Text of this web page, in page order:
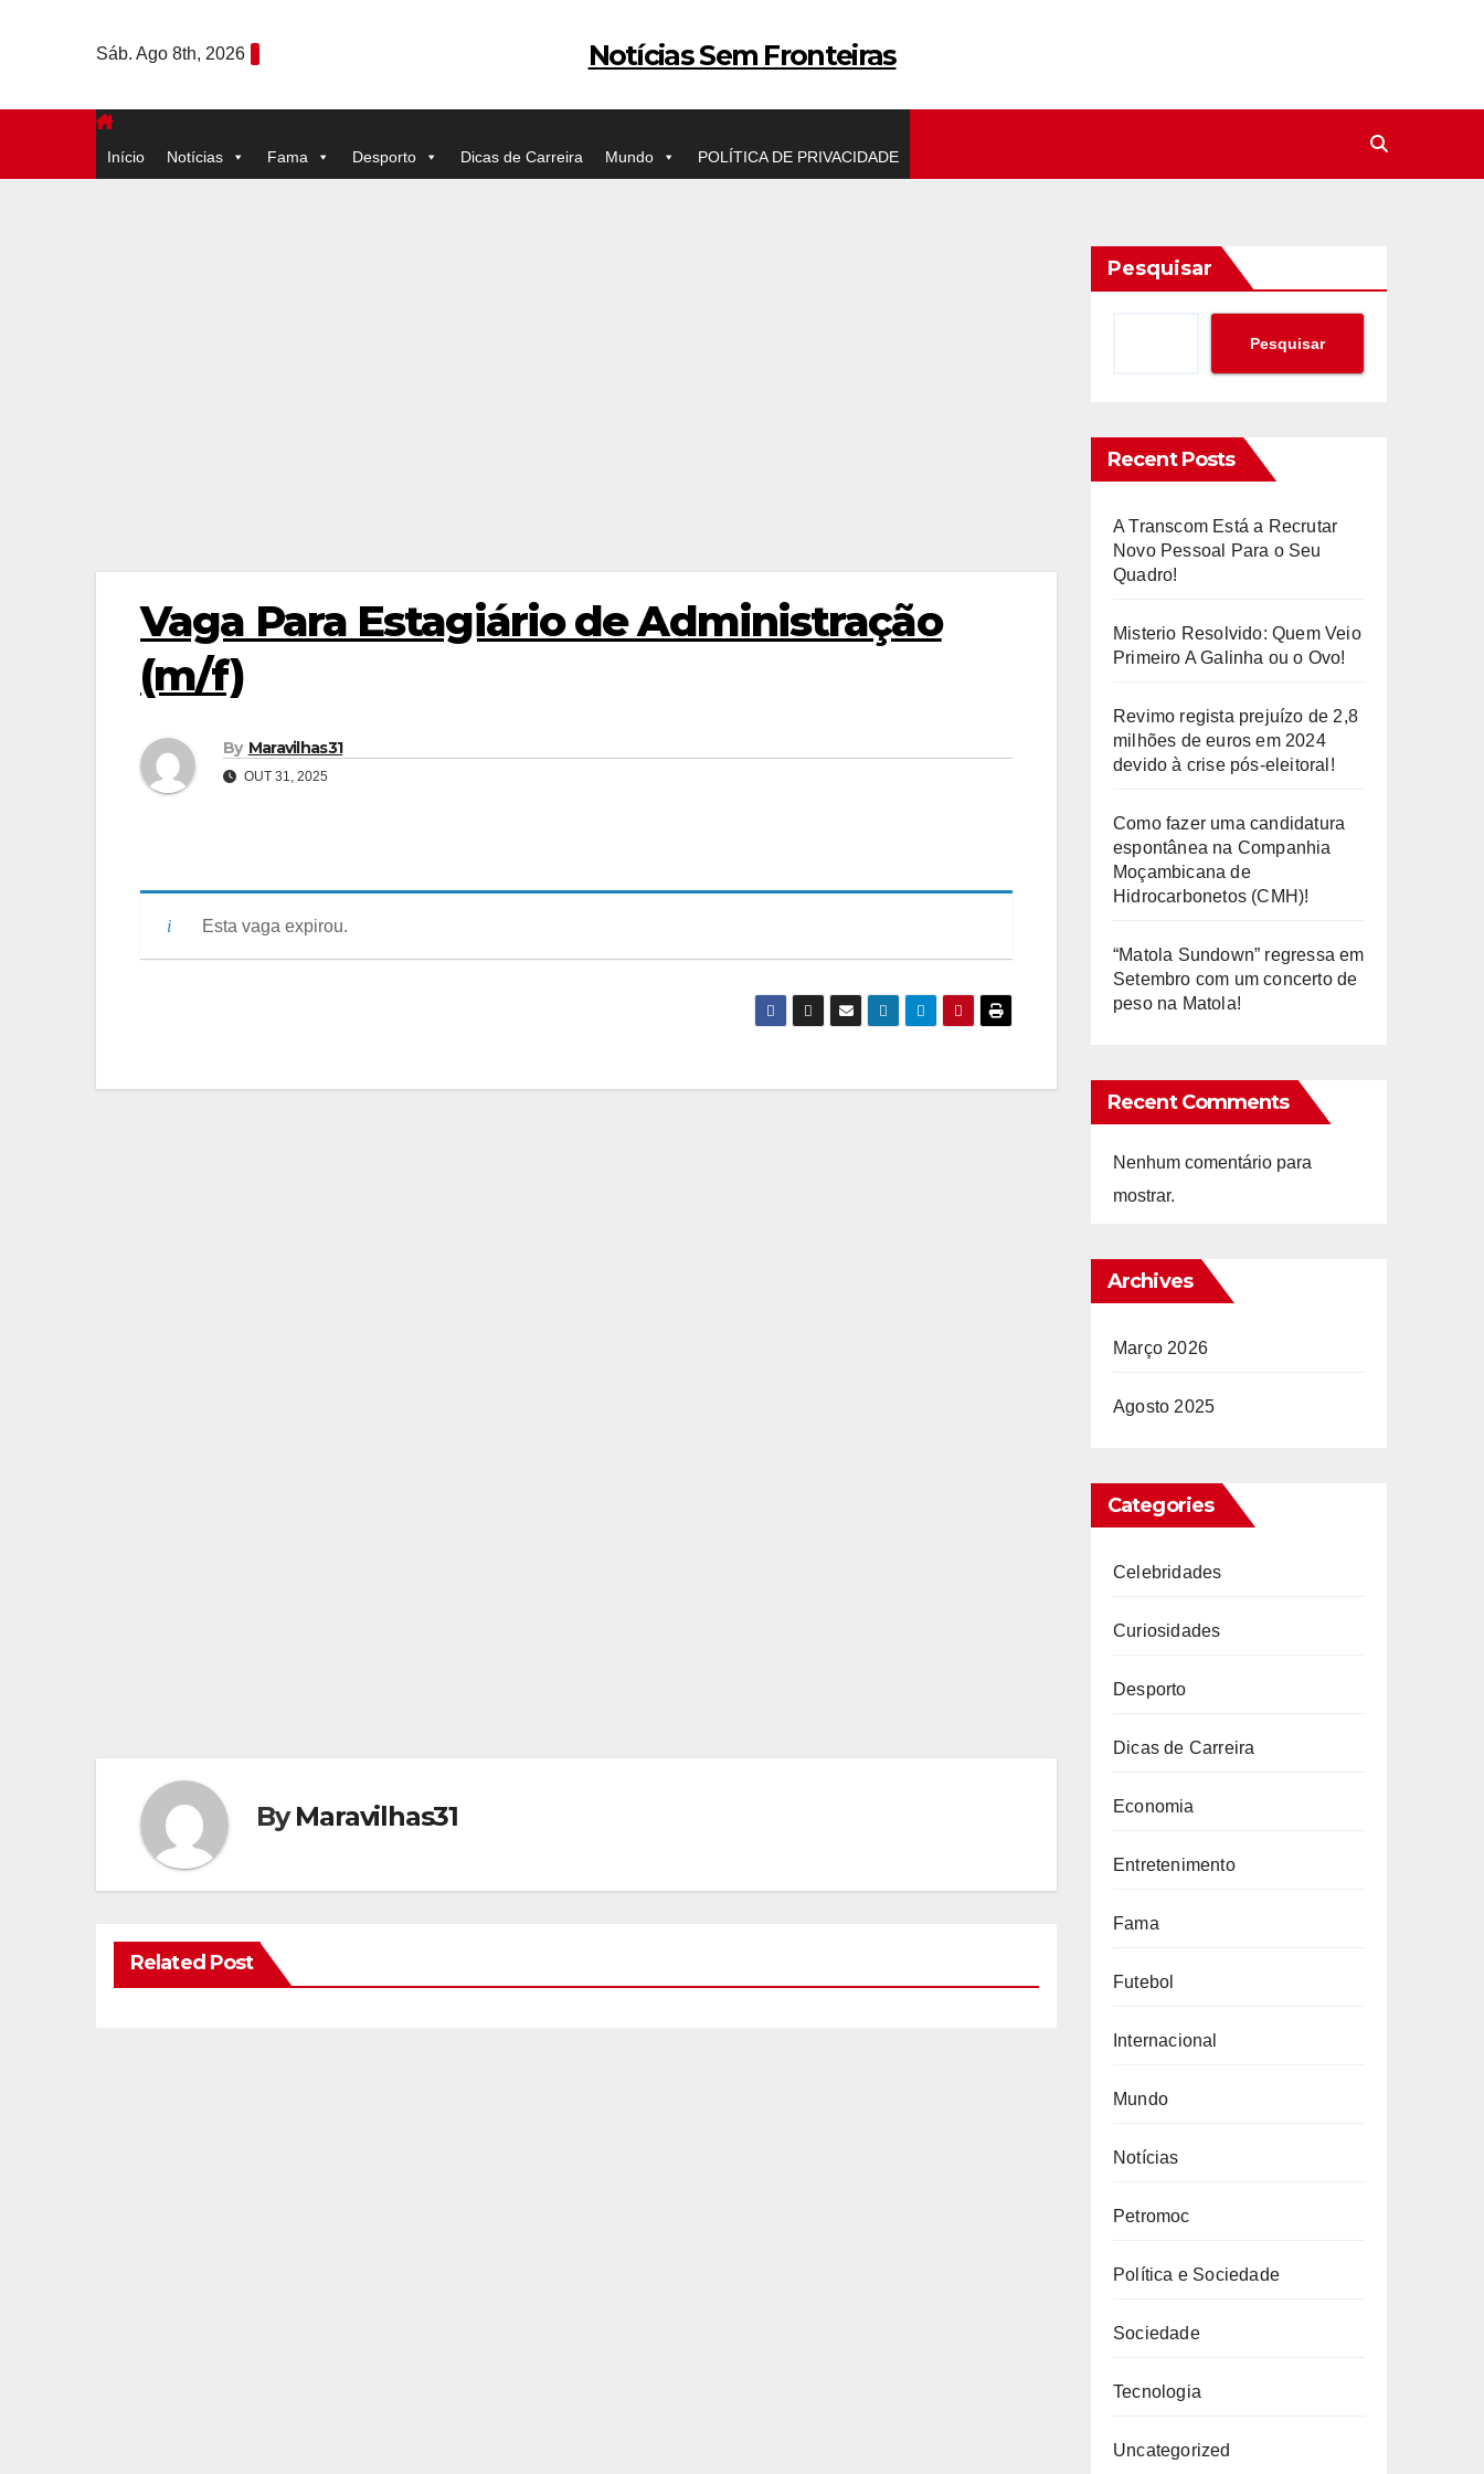
Sáb. Ago 8th, 2026 Notícias Sem Fronteiras
Início Notícias Fama Desporto Dicas de Carreira Mundo POLÍTICA DE PRIVACIDADE
Vaga Para Estagiário de Administração
(m/f)
By Maravilhas31
OUT 31, 2025
Esta vaga expirou.
ByMaravilhas31
Related Post
Pesquisar
Pesquisar
Recent Posts
A Transcom Está a Recrutar
Novo Pessoal Para o Seu
Quadro!
Misterio Resolvido: Quem Veio
Primeiro A Galinha ou o Ovo!
Revimo regista prejuízo de 2,8
milhões de euros em 2024
devido à crise pós-eleitoral!
Como fazer uma candidatura
espontânea na Companhia
Moçambicana de
Hidrocarbonetos (CMH)!
“Matola Sundown” regressa em
Setembro com um concerto de
peso na Matola!
Recent Comments
Nenhum comentário para
mostrar.
Archives
Março 2026
Agosto 2025
Categories
Celebridades
Curiosidades
Desporto
Dicas de Carreira
Economia
Entretenimento
Fama
Futebol
Internacional
Mundo
Notícias
Petromoc
Política e Sociedade
Sociedade
Tecnologia
Uncategorized